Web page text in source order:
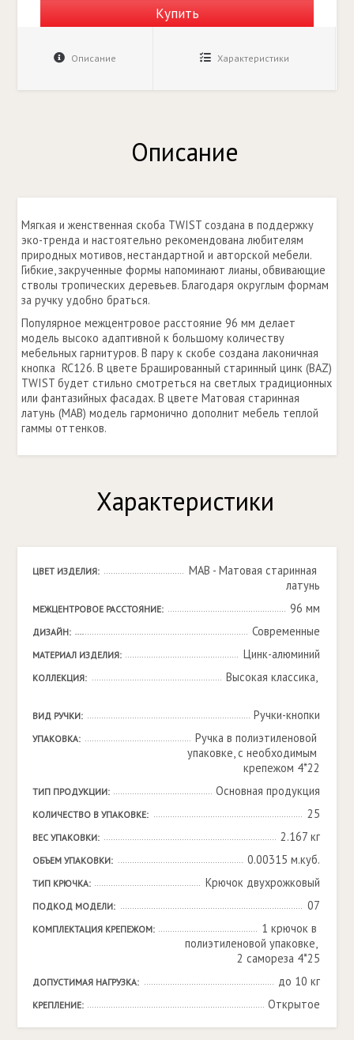
Купить
Описание Характеристики
Описание
Мягкая и женственная скоба TWIST создана в поддержку
эко-тренда и настоятельно рекомендована любителям
природных мотивов, нестандартной и авторской мебели.
Гибкие, закрученные формы напоминают лианы, обвивающие
стволы тропических деревьев. Благодаря округлым формам
за ручку удобно браться.
Популярное межцентровое расстояние 96 мм делает
модель высоко адаптивной к большому количеству
мебельных гарнитуров. В пару к скобе создана лаконичная
кнопка RC126. В цвете Брашированный старинный цинк (BAZ)
TWIST будет стильно смотреться на светлых традиционных
или фантазийных фасадах. В цвете Матовая старинная
латунь (МАВ) модель гармонично дополнит мебель теплой
гаммы оттенков.
Характеристики
ЦВЕТ ИЗДЕЛИЯ:
MAB - Матовая старинная
латунь
МЕЖЦЕНТРОВОЕ РАССТОЯНИЕ: 96 мм
ДИЗАЙН: Современные
МАТЕРИАЛ ИЗДЕЛИЯ: Цинк-алюминий
КОЛЛЕКЦИЯ: Высокая классика,
ВИД РУЧКИ: Ручки-кнопки
УПАКОВКА:
Ручка в полиэтиленовой
упаковке, с необходимым
крепежом 4*22
ТИП ПРОДУКЦИИ: Основная продукция
КОЛИЧЕСТВО В УПАКОВКЕ: 25
ВЕС УПАКОВКИ: 2.167 кг
ОБЪЕМ УПАКОВКИ: 0.00315 м.куб.
ТИП КРЮЧКА: Крючок двухрожковый
ПОДКОД МОДЕЛИ: 07
КОМПЛЕКТАЦИЯ КРЕПЕЖОМ:
1 крючок в
полиэтиленовой упаковке,
2 самореза 4*25
ДОПУСТИМАЯ НАГРУЗКА: до 10 кг
КРЕПЛЕНИЕ: Открытое